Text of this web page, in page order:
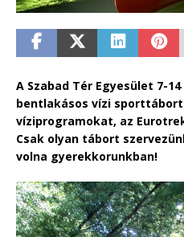
A Szabad Tér Egyesület 7-
bentlakásos vízi sporttábort
víziprogramokat, az
Csak olyan tábort
volna gyerekkorunkban!